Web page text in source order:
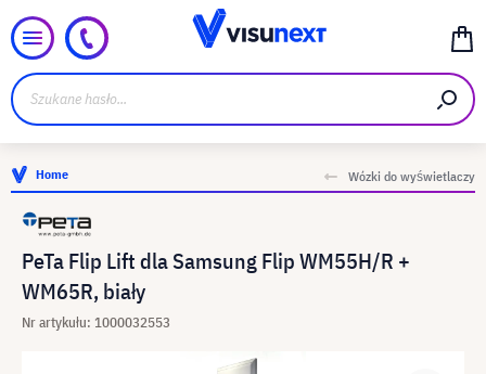
Home Wózki do wyświetlaczy
PeTa Flip Lift dla Samsung Flip WM55H/R +
WM65R, biały
Nr artykułu: 1000032553